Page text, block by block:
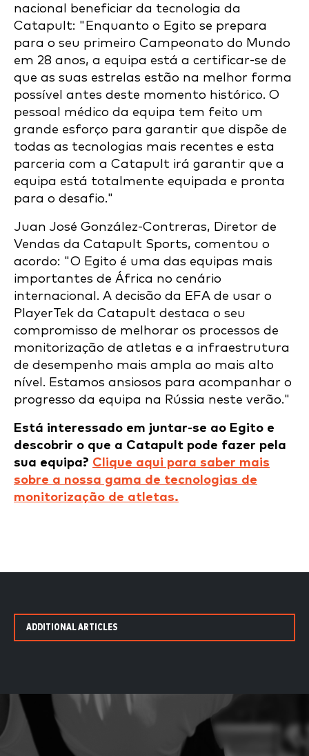
nacional beneficiar da tecnologia da
Catapult: "Enquanto o Egito se prepara
para o seu primeiro Campeonato do Mundo
em 28 anos, a equipa está a certificar-se de
que as suas estrelas estão na melhor forma
possível antes deste momento histórico. O
pessoal médico da equipa tem feito um
grande esforço para garantir que dispõe de
todas as tecnologias mais recentes e esta
parceria com a Catapult irá garantir que a
equipa está totalmente equipada e pronta
para o desafio."
Juan José González-Contreras, Diretor de
Vendas da Catapult Sports, comentou o
acordo: "O Egito é uma das equipas mais
importantes de África no cenário
internacional. A decisão da EFA de usar o
PlayerTek da Catapult destaca o seu
compromisso de melhorar os processos de
monitorização de atletas e a infraestrutura
de desempenho mais ampla ao mais alto
nível. Estamos ansiosos para acompanhar o
progresso da equipa na Rússia neste verão."
Está interessado em juntar-se ao Egito e
descobrir o que a Catapult pode fazer pela
sua equipa? Clique aqui para saber mais
sobre a nossa gama de tecnologias de
monitorização de atletas.
ADDITIONAL ARTICLES